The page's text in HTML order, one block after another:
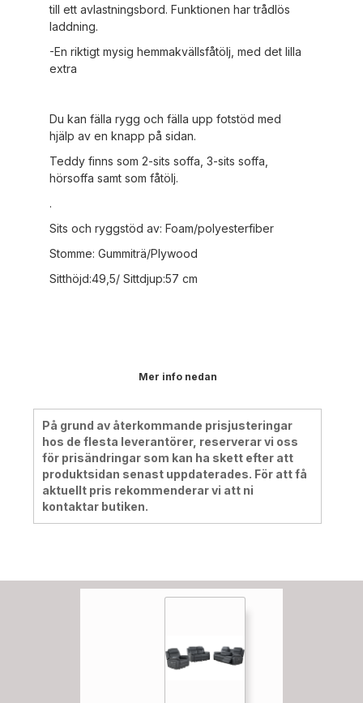
till ett avlastningsbord. Funktionen har trådlös
laddning.
-En riktigt mysig hemmakvällsfåtölj, med det lilla
extra
Du kan fälla rygg och fälla upp fotstöd med
hjälp av en knapp på sidan.
Teddy finns som 2-sits soffa, 3-sits soffa,
hörsoffa samt som fåtölj.
.
Sits och ryggstöd av: Foam/polyesterfiber
Stomme: Gummiträ/Plywood
Sitthöjd:49,5/ Sittdjup:57 cm
Mer info nedan
På grund av återkommande prisjusteringar
hos de flesta leverantörer, reserverar vi oss
för prisändringar som kan ha skett efter att
produktsidan senast uppdaterades. För att få
aktuellt pris rekommenderar vi att ni
kontaktar butiken.